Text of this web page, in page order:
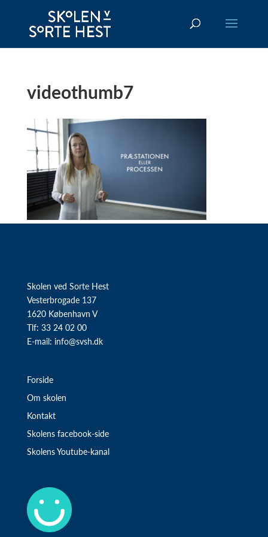
videothumb7
Skolen ved Sorte Hest
Vesterbrogade 137
1620 København V
Tlf: 33 24 02 00
E-mail: info@svsh.dk
Forside
Om skolen
Kontakt
Skolens facebook-side
Skolens Youtube-kanal